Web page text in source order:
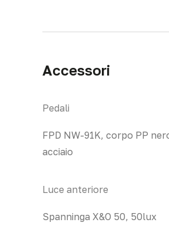
Accessori
Pedali
FPD NW-91K, corpo PP
acciaio
Luce anteriore
Spanninga X&O 50, 50lux